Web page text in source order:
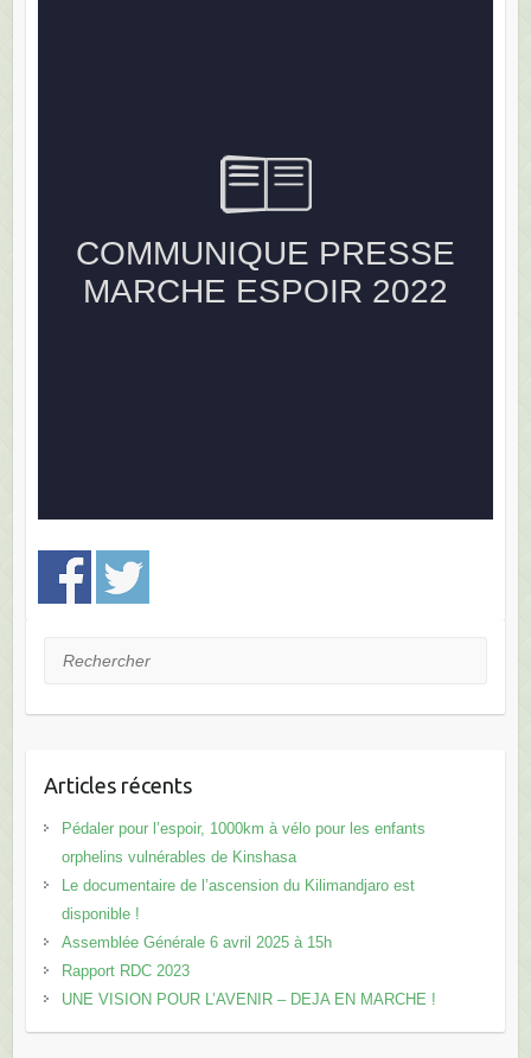
Rechercher
Articles récents
Pédaler pour l’espoir, 1000km à vélo pour les enfants
orphelins vulnérables de Kinshasa
Le documentaire de l’ascension du Kilimandjaro est
disponible !
Assemblée Générale 6 avril 2025 à 15h
Rapport RDC 2023
UNE VISION POUR L’AVENIR – DEJA EN MARCHE !